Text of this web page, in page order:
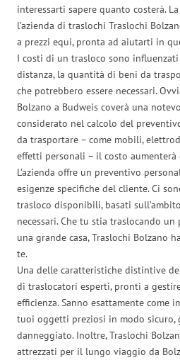
interessarti sapere quanto costerà.
l’azienda di traslochi Traslochi
a prezzi equi, pronta ad aiutarti in
I costi di un trasloco sono
distanza, la quantità di beni da
che potrebbero essere necessari.
Bolzano a Budweis coverà una
considerato nel calcolo del
da trasportare – come mobili,
effetti personali – il costo aumenterà
L’azienda offre un preventivo
esigenze specifiche del cliente. Ci
trasloco disponibili, basati
necessari. Che tu stia traslocando
una grande casa, Traslochi Bolzano
te.
Una delle caratteristiche distintive
di traslocatori esperti, pronti a
efficienza. Sanno esattamente come
tuoi oggetti preziosi in modo sicuro,
danneggiato. Inoltre, Traslochi
attrezzati per il lungo viaggio da